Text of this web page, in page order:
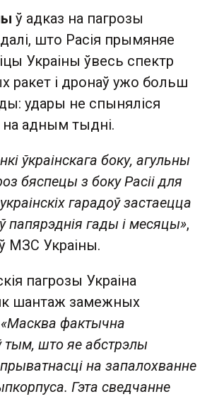
ў адказ на пагрозы
што Расія прымяняе
Украіны ўвесь спектр
ракет і дронаў ужо больш
удары не спыняліся
на адным тыдні.
ўкраінскага боку, агульны
бяспецы з боку Расіі для
гарадоў застаецца
папярэднія гады і месяцы»,
МЗС Украіны.
пагрозы Украіна
шантаж замежных
«Масква фактычна
тым, што яе абстрэлы
на запалохванне
Гэта сведчанне